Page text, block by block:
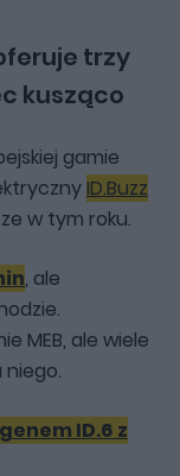
trzy
kusząco
gamie
ID.Buzz
w tym roku.
, ale
MEB, ale wiele
ID.6 z